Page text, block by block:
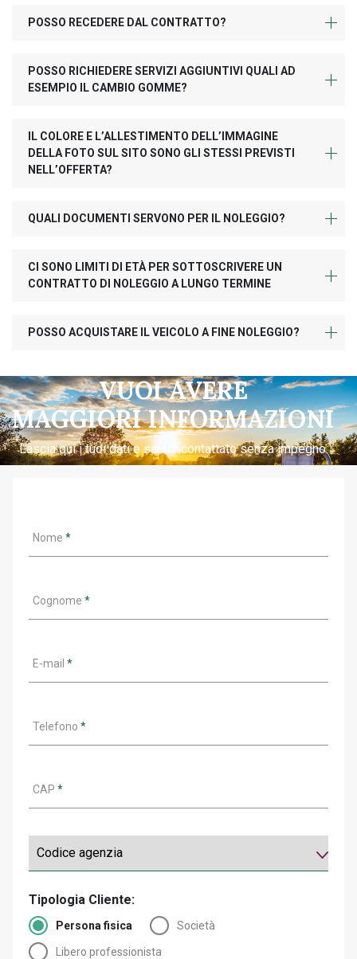
POSSO RECEDERE DAL CONTRATTO?
POSSO RICHIEDERE SERVIZI AGGIUNTIVI QUALI AD
ESEMPIO IL CAMBIO GOMME?
IL COLORE E L’ALLESTIMENTO DELL’IMMAGINE
DELLA FOTO SUL SITO SONO GLI STESSI PREVISTI
NELL’OFFERTA?
QUALI DOCUMENTI SERVONO PER IL NOLEGGIO?
CI SONO LIMITI DI ETÀ PER SOTTOSCRIVERE UN
CONTRATTO DI NOLEGGIO A LUNGO TERMINE
POSSO ACQUISTARE IL VEICOLO A FINE NOLEGGIO?
VUOI AVERE
MAGGIORI INFORMAZIONI
Lascia qui i tuoi dati e sarai ricontattato senza impegno.
Nome *
Cognome *
E-mail *
Telefono *
CAP *
Tipologia Cliente:
Persona fisica Società
Libero professionista